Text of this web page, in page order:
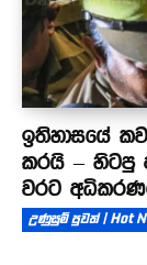
ඉතිහාසයේ
කරයි – හිටපු
වරට
උණුසුම් පුවත් | Hot